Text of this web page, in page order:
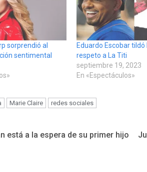
sorprendió al
sentimental
Eduardo Escobar
respeto a La Titi
septiembre 19, 2023
En «Espectáculos»
Marie Claire redes sociales
está a la espera de su primer hijo